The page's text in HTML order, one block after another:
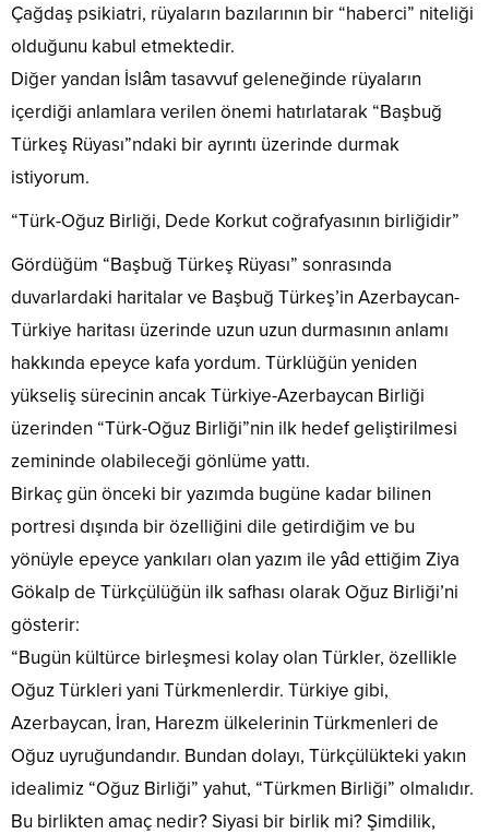
Çağdaş psikiatri, rüyaların bazılarının bir “haberci” niteliği
olduğunu kabul etmektedir.
Diğer yandan İslâm tasavvuf geleneğinde rüyaların
içerdiği anlamlara verilen önemi hatırlatarak “Başbuğ
Türkeş Rüyası”ndaki bir ayrıntı üzerinde durmak
istiyorum.
“Türk-Oğuz Birliği, Dede Korkut coğrafyasının birliğidir”
Gördüğüm “Başbuğ Türkeş Rüyası” sonrasında
duvarlardaki haritalar ve Başbuğ Türkeş’in Azerbaycan-
Türkiye haritası üzerinde uzun uzun durmasının anlamı
hakkında epeyce kafa yordum. Türklüğün yeniden
yükseliş sürecinin ancak Türkiye-Azerbaycan Birliği
üzerinden “Türk-Oğuz Birliği”nin ilk hedef geliştirilmesi
zemininde olabileceği gönlüme yattı.
Birkaç gün önceki bir yazımda bugüne kadar bilinen
portresi dışında bir özelliğini dile getirdiğim ve bu
yönüyle epeyce yankıları olan yazım ile yâd ettiğim Ziya
Gökalp de Türkçülüğün ilk safhası olarak Oğuz Birliği’ni
gösterir:
“Bugün kültürce birleşmesi kolay olan Türkler, özellikle
Oğuz Türkleri yani Türkmenlerdir. Türkiye gibi,
Azerbaycan, İran, Harezm ülkelerinin Türkmenleri de
Oğuz uyruğundandır. Bundan dolayı, Türkçülükteki yakın
idealimiz “Oğuz Birliği” yahut, “Türkmen Birliği” olmalıdır.
Bu birlikten amaç nedir? Siyasi bir birlik mi? Şimdilik,